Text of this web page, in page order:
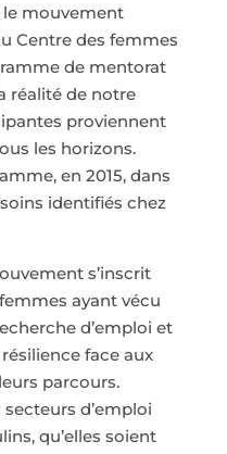
le mouvement
Centre des femmes
de mentorat
réalité de notre
proviennent
les horizons.
en 2015, dans
identifiés chez
s’inscrit
ayant vécu
d’emploi et
face aux
parcours.
d’emploi
qu’elles soient